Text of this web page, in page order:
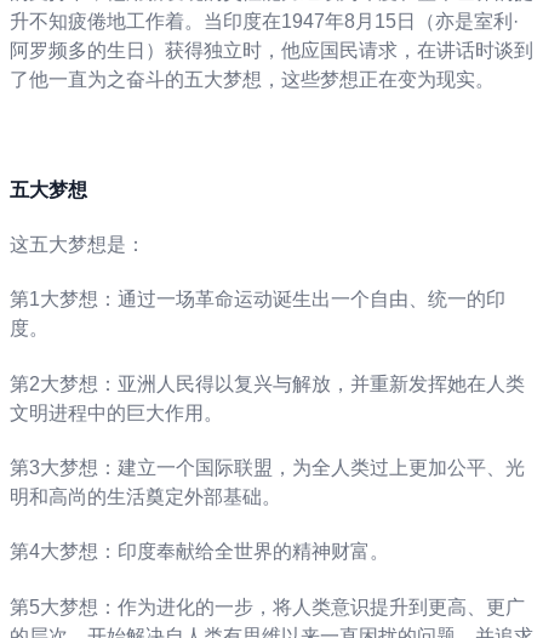
升不知疲倦地工作着。当印度在1947年8月15日（亦是室利·
阿罗频多的生日）获得独立时，他应国民请求，在讲话时谈到
了他一直为之奋斗的五大梦想，这些梦想正在变为现实。
五大梦想
这五大梦想是：
第1大梦想：通过一场革命运动诞生出一个自由、统一的印
度。
第2大梦想：亚洲人民得以复兴与解放，并重新发挥她在人类
文明进程中的巨大作用。
第3大梦想：建立一个国际联盟，为全人类过上更加公平、光
明和高尚的生活奠定外部基础。
第4大梦想：印度奉献给全世界的精神财富。
第5大梦想：作为进化的一步，将人类意识提升到更高、更广